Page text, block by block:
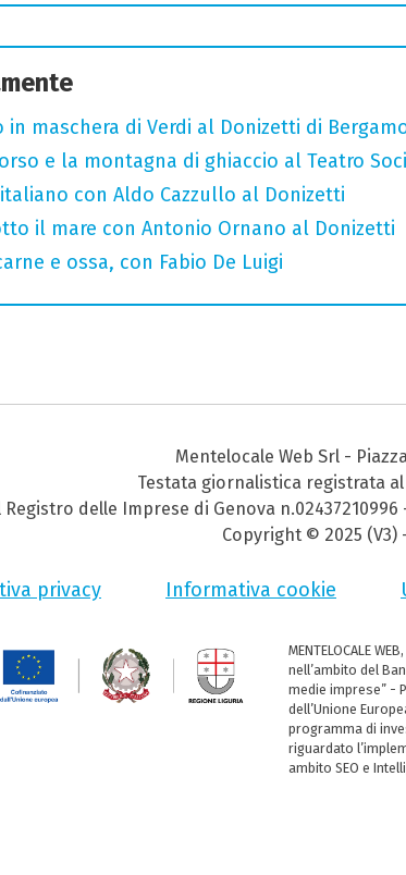
in maschera di Verdi al Donizetti di
e la montagna di ghiaccio al Teatro
con Aldo Cazzullo al Donizetti
il mare con Antonio Ornano al Donizetti
e ossa, con Fabio De Luigi
Mentelocale Web Srl -
Testata giornalistica registrata
Registro delle Imprese di Genova n.02437210996
Copyright © 2025
privacy Informativa cookie
MENTELOCALE
nell’ambito del
medie imprese” -
dell’Unione
programma di
riguardato
ambito SEO e